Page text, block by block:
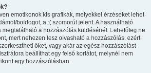
emotikonok kis grafikák, melyekkel érzéseket lehet
boldogot, a :( szomorút jelent. A használható
megtalálható a hozzászólás küldésénél. Lehetőleg ne
mert nehezen lesz olvasható a hozzászólás, ezért
őket, vagy akár az egész hozzászólást
beállíthat egy felső korlátot, melynél nem
egy hozzászólásban.